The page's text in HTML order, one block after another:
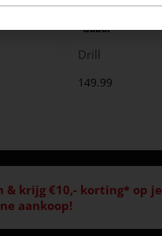
Gabor
Drill
149.99
& krijg €10,- korting* op je
aankoop!